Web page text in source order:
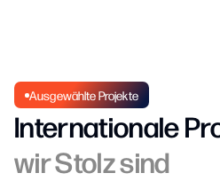
Ausgewählte Projekte
Internationale
wir Stolz sind